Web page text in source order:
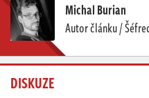
Michal Burian
Autor článku /
DISKUZE